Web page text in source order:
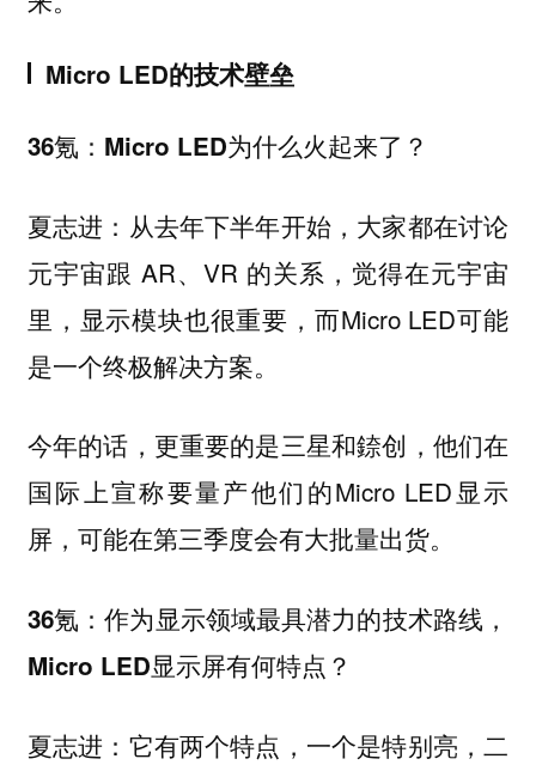
Micro LED的技术壁垒
36氪：Micro LED为什么火起来了？
夏志进：从去年下半年开始，大家都在讨论
元宇宙跟 AR、VR 的关系，觉得在元宇宙
里，显示模块也很重要，而Micro LED可能
是一个终极解决方案。
今年的话，更重要的是三星和錼创，他们在
国际上宣称要量产他们的Micro LED显示
屏，可能在第三季度会有大批量出货。
36氪：作为显示领域最具潜力的技术路线，
Micro LED显示屏有何特点？
夏志进：它有两个特点，一个是特别亮，二